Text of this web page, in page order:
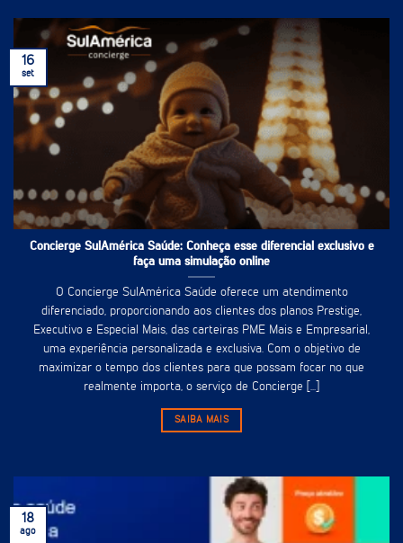
Concierge SulAmérica Saúde: Conheça esse diferencial exclusivo e
faça uma simulação online
O Concierge SulAmérica Saúde oferece um atendimento
diferenciado, proporcionando aos clientes dos planos Prestige,
Executivo e Especial Mais, das carteiras PME Mais e Empresarial,
uma experiência personalizada e exclusiva. Com o objetivo de
maximizar o tempo dos clientes para que possam focar no que
realmente importa, o serviço de Concierge [...]
SAIBA MAIS
16
set
18
ago